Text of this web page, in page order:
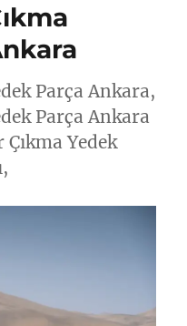
Parça Ankara,
Parça Ankara
Yedek